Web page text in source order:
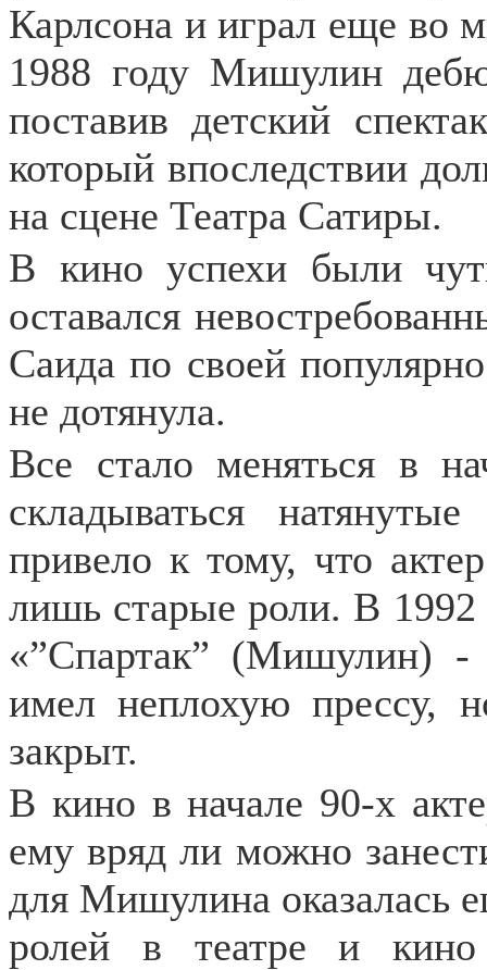
Карлсона и играл еще во
1988 году Мишулин
поставив детский
который впоследствии
на сцене Театра Сатиры.
В кино успехи были
оставался
Саида по своей
не дотянула.
Все стало меняться в
складываться
привело к тому, что
лишь старые роли. В
«”Спартак” (Мишулин) -
имел неплохую прессу,
закрыт.
В кино в начале 90-х
ему вряд ли можно
для Мишулина оказалась
ролей в театре и